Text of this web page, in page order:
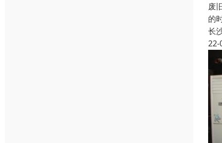
废
的
长
22-